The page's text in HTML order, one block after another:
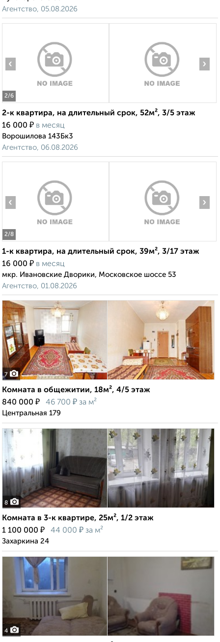
Агентство, 05.08.2026
2/6
‹ ›
2-к квартира, на длительный срок, 52м², 3/5 этаж
16 000 ₽ в месяц
Ворошилова 143Бк3
Агентство, 06.08.2026
2/8
‹ ›
1-к квартира, на длительный срок, 39м², 3/17 этаж
16 000 ₽ в месяц
мкр. Ивановские Дворики, Московское шоссе 53
Агентство, 01.08.2026
7
Комната в общежитии, 18м², 4/5 этаж
840 000 ₽ 46 700 ₽ за м²
Центральная 179
8
Комната в 3-к квартире, 25м², 1/2 этаж
1 100 000 ₽ 44 000 ₽ за м²
Захаркина 24
4